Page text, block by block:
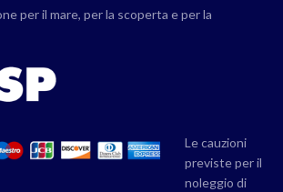
per il mare, per la scoperta e per la
Le cauzioni
previste per il
noleggio di